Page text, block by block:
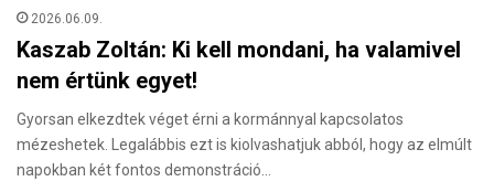
2026.06.09.
Kaszab Zoltán: Ki kell mondani, ha valamivel
nem értünk egyet!
Gyorsan elkezdtek véget érni a kormánnyal kapcsolatos
mézeshetek. Legalábbis ezt is kiolvashatjuk abból, hogy az elmúlt
napokban két fontos demonstráció…